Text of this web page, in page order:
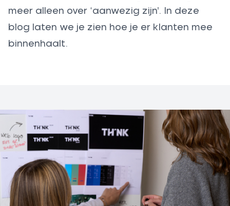
meer alleen over ‘aanwezig zijn’. In deze
blog laten we je zien hoe je er klanten mee
binnenhaalt.